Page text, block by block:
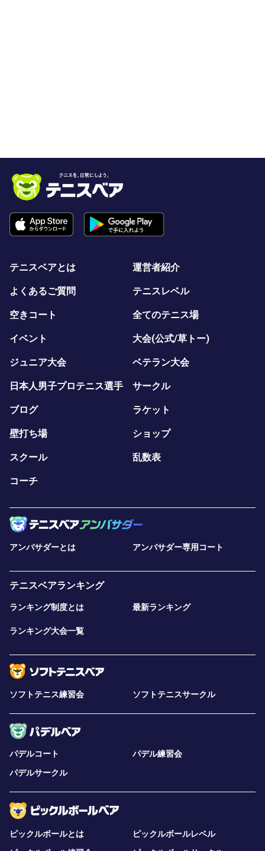
テニスベアとは 運営者紹介
よくあるご質問 テニスレベル
空きコート 全てのテニス場
イベント 大会(公式/草トー)
ジュニア大会 ベテラン大会
日本人男子プロテニス選手 サークル
ブログ ラケット
壁打ち場 ショップ
スクール 乱数表
コーチ
アンバサダーとは アンバサダー専用コート
テニスベアランキング
ランキング制度とは 最新ランキング
ランキング大会一覧
ソフトテニス練習会 ソフトテニスサークル
パデルコート
パデル練習会
パデルサークル
ピックルボールとは
ピックルボールレベル